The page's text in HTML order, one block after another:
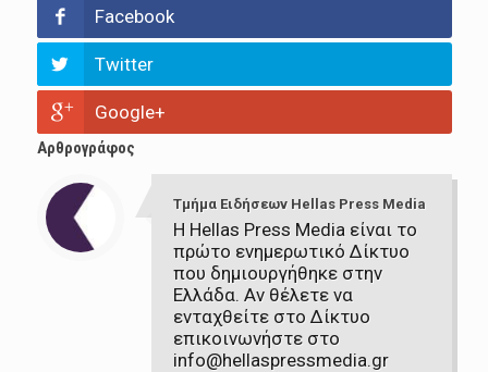
Facebook
Twitter
Google+
Αρθρογράφος
Τμήμα Ειδήσεων Hellas Press Media
Η Hellas Press Media είναι το
πρώτο ενημερωτικό Δίκτυο
που δημιουργήθηκε στην
Ελλάδα. Αν θέλετε να
ενταχθείτε στο Δίκτυο
επικοινωνήστε στο
info@hellaspressmedia.gr